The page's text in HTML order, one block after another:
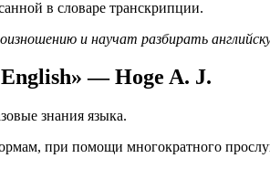
в словаре транскрипции.
и научат разбирать
— Hoge A. J.
знания языка.
при помощи многократного